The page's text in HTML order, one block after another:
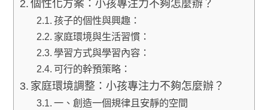
個性化方案：小孩專注力不夠怎麼辦？
孩子的個性與興趣：
家庭環境與生活習慣：
學習方式與學習內容：
可行的幹預策略：
家庭環境調整：小孩專注力不夠怎麼辦？
一、創造一個規律且安靜的空間